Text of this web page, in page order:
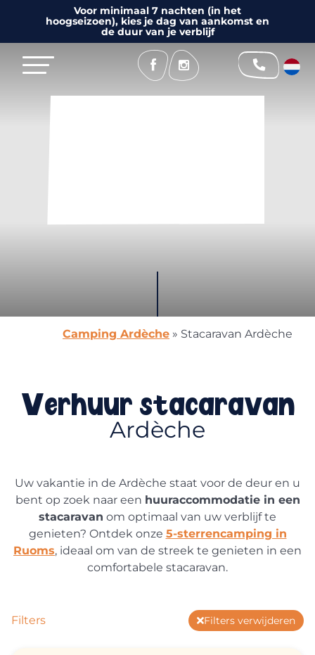
Voor minimaal 7 nachten (in het
hoogseizoen), kies je dag van aankomst en
de duur van je verblijf
Camping Ardèche » Stacaravan Ardèche
Verhuur stacaravan
Ardèche
Uw vakantie in de Ardèche staat voor de deur en u
bent op zoek naar een huuraccommodatie in een
stacaravan om optimaal van uw verblijf te
genieten? Ontdek onze 5-sterrencamping in
Ruoms, ideaal om van de streek te genieten in een
comfortabele stacaravan.
Filters Filters verwijderen